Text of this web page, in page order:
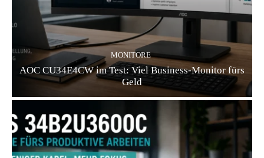
MONITORE
AOC CU34E4CW im Test: Viel Business-Monitor fürs
Geld